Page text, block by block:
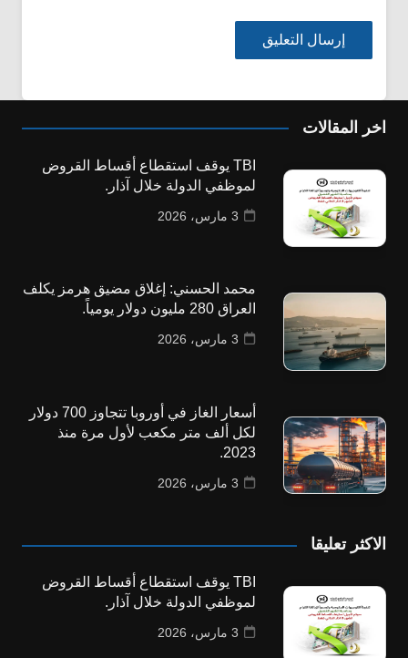
اخر المقالات
TBI يوقف استقطاع أقساط القروض
لموظفي الدولة خلال آذار.
3 مارس، 2026
محمد الحسني: إغلاق مضيق هرمز يكلف
العراق 280 مليون دولار يومياً.
3 مارس، 2026
أسعار الغاز في أوروبا تتجاوز 700 دولار
لكل ألف متر مكعب لأول مرة منذ
2023.
3 مارس، 2026
الاكثر تعليقا
TBI يوقف استقطاع أقساط القروض
لموظفي الدولة خلال آذار.
3 مارس، 2026